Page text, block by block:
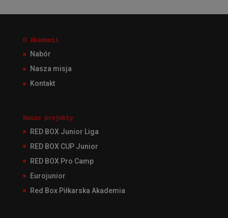
O Akademii
Nabór
Nasza misja
Kontakt
Nasze projekty
RED BOX Junior Liga
RED BOX CUP Junior
RED BOX Pro Camp
Eurojunior
Red Box Piłkarska Akademia